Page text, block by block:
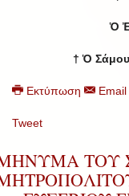
Ὁ
† Ὁ Σάμου
Εκτύπωση Email
Tweet
ΤΟΥ